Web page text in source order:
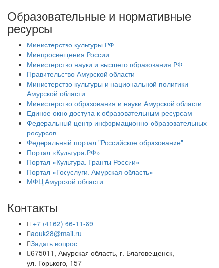
Образовательные и нормативные
ресурсы
Министерство культуры РФ
Минпросвещения России
Министерство науки и высшего образования РФ
Правительство Амурской области
Министерство культуры и национальной политики
Амурской области
Министерство образования и науки Амурской области
Единое окно доступа к образовательным ресурсам
Федеральный центр информационно-образовательных
ресурсов
Федеральный портал "Российское образование"
Портал «Культура.РФ»
Портал «Культура. Гранты России»
Портал «Госуслуги. Амурская область»
МФЦ Амурской области
Контакты
+7 (4162) 66-11-89
aouk28@mail.ru
Задать вопрос
675011, Амурская область, г. Благовещенск,
ул. Горького, 157